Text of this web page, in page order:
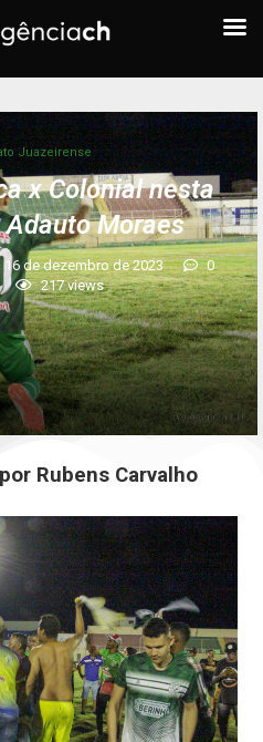
Juazeirense
x Colonial nesta
Moraes
16 de dezembro de 2023
0
217views
Rubens Carvalho